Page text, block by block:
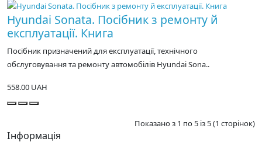
Hyundai Sonata. Посібник з ремонту й
експлуатації. Книга
Посібник призначений для експлуатації, технічного
обслуговування та ремонту автомобілів Hyundai Sona..
558.00 UAH
Показано з 1 по 5 із 5 (1 сторінок)
Інформація